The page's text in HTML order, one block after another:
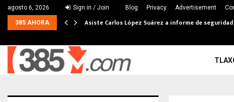
agosto 6, 2026 Sign in / Join Blog Privacy Advertisement
385 AHORA Asiste Carlos López Suárez a informe de